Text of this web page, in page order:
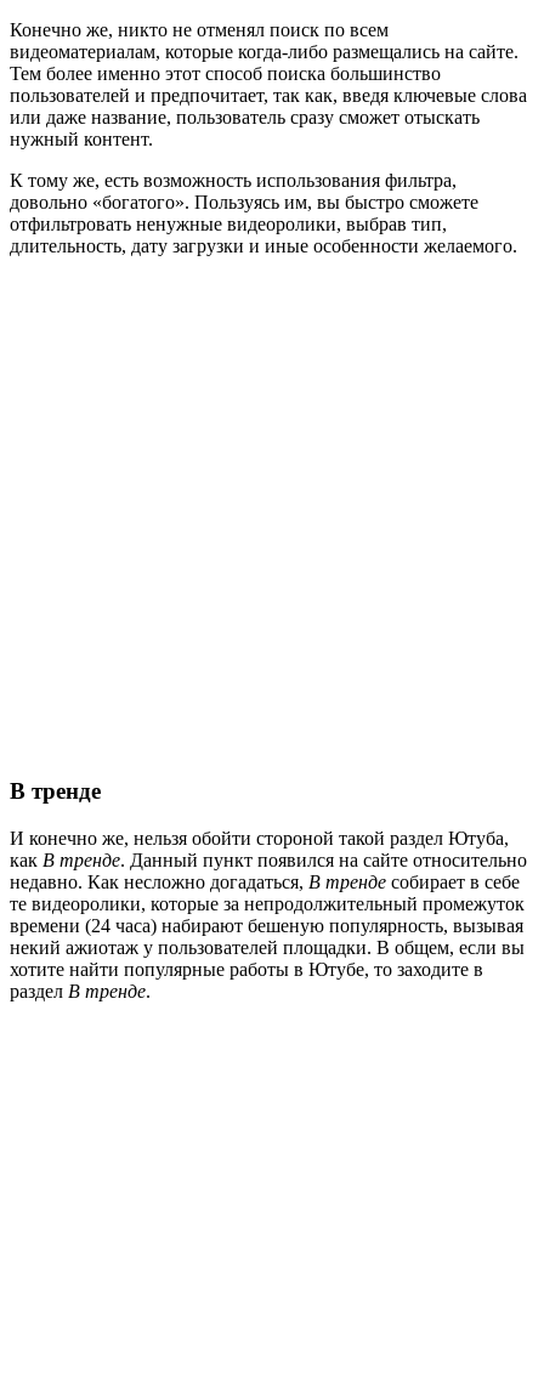
Конечно же, никто не отменял поиск по всем
видеоматериалам, которые когда-либо размещались на сайте.
Тем более именно этот способ поиска большинство
пользователей и предпочитает, так как, введя ключевые слова
или даже название, пользователь сразу сможет отыскать
нужный контент.
К тому же, есть возможность использования фильтра,
довольно «богатого». Пользуясь им, вы быстро сможете
отфильтровать ненужные видеоролики, выбрав тип,
длительность, дату загрузки и иные особенности желаемого.
В тренде
И конечно же, нельзя обойти стороной такой раздел Ютуба,
как В тренде. Данный пункт появился на сайте относительно
недавно. Как несложно догадаться, В тренде собирает в себе
те видеоролики, которые за непродолжительный промежуток
времени (24 часа) набирают бешеную популярность, вызывая
некий ажиотаж у пользователей площадки. В общем, если вы
хотите найти популярные работы в Ютубе, то заходите в
раздел В тренде.